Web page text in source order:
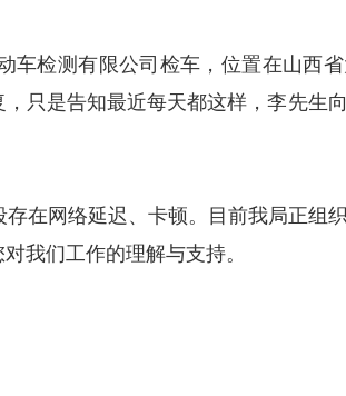
车检测有限公司检车，位置在山西
只是告知最近每天都这样，李先生
在网络延迟、卡顿。目前我局正组
我们工作的理解与支持。